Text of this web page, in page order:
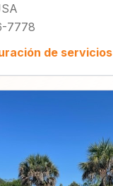
7778
de servicios